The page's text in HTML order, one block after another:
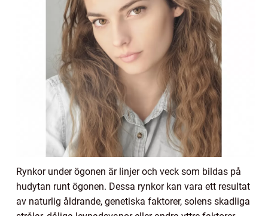
Rynkor under ögonen är linjer och veck som bildas på
hudytan runt ögonen. Dessa rynkor kan vara ett resultat
av naturlig åldrande, genetiska faktorer, solens skadliga